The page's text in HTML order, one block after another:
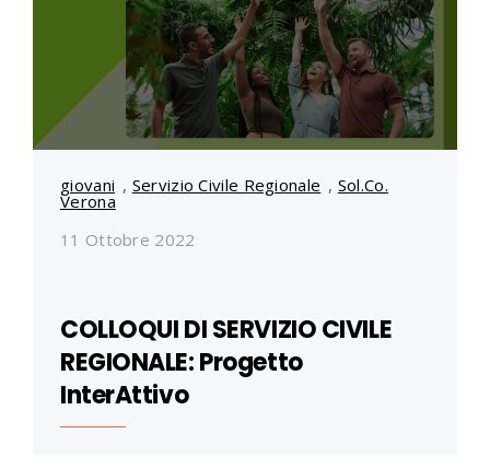
giovani , Servizio Civile Regionale , Sol.Co.
Verona
11 Ottobre 2022
COLLOQUI DI SERVIZIO CIVILE
REGIONALE: Progetto
InterAttivo